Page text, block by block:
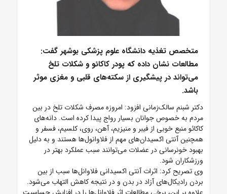
متخصص تغذیه دانشگاه علوم پزشکی بوشهر گفت:
مطالعات نشان داده که پودر کاکائو و شکلات تلخ
می‌تواند در پیشگیری از سکته‌های قلبی و مغزی موثر
باشد.
دکتر شبنم سالک‌زمانی افزود: امروزه مصرف شکلات تلخ در بین
مردم به خصوص جوانان بسیار رواج پیدا کرده است. دانه‌های
کاکائو منبع خوبی از فیبر و منیزیم، آهن، روی، کلسیم، فسفر و
همچنین آنتی اکسیدان‌های مهم از فلاوانول‌ها هستند و به دلیل
بهبود خونرسانی در عضلات می‌توانند سبب عملکرد بهتر در
ورزشکاران شود.
وی تصریح کرد: اثرات آنتی اکسیدانی فلاوانل‌ها سبب از بین
بردن رادیکال‌های آزاد در بدن و در نتیجه کاهش التهاب می‌شود.